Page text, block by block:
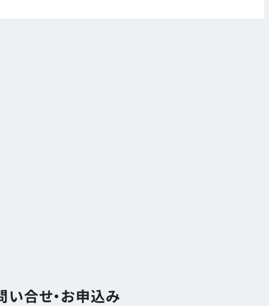
い合せ・お申込み